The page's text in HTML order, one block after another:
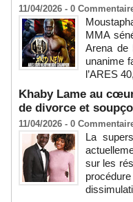
11/04/2026 - 0
MMA
Arena de
unanime
l’ARES
Khaby Lame au
de divorce et
11/04/2026 - 0
La
sur les